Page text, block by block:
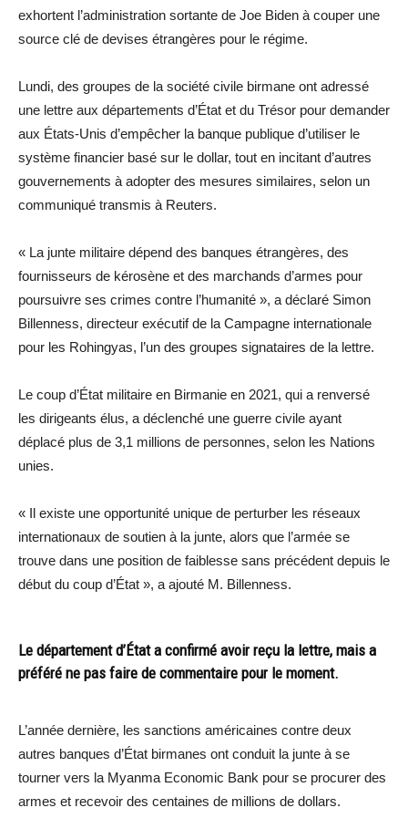
exhortent l’administration sortante de Joe Biden à couper une
source clé de devises étrangères pour le régime.
Lundi, des groupes de la société civile birmane ont adressé
une lettre aux départements d’État et du Trésor pour demander
aux États-Unis d’empêcher la banque publique d’utiliser le
système financier basé sur le dollar, tout en incitant d’autres
gouvernements à adopter des mesures similaires, selon un
communiqué transmis à Reuters.
« La junte militaire dépend des banques étrangères, des
fournisseurs de kérosène et des marchands d’armes pour
poursuivre ses crimes contre l’humanité », a déclaré Simon
Billenness, directeur exécutif de la Campagne internationale
pour les Rohingyas, l’un des groupes signataires de la lettre.
Le coup d’État militaire en Birmanie en 2021, qui a renversé
les dirigeants élus, a déclenché une guerre civile ayant
déplacé plus de 3,1 millions de personnes, selon les Nations
unies.
« Il existe une opportunité unique de perturber les réseaux
internationaux de soutien à la junte, alors que l’armée se
trouve dans une position de faiblesse sans précédent depuis le
début du coup d’État », a ajouté M. Billenness.
Le département d’État a confirmé avoir reçu la lettre, mais a
préféré ne pas faire de commentaire pour le moment.
L’année dernière, les sanctions américaines contre deux
autres banques d’État birmanes ont conduit la junte à se
tourner vers la Myanma Economic Bank pour se procurer des
armes et recevoir des centaines de millions de dollars.